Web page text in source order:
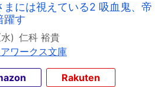
まには視えている2 吸血鬼、帝
躍す
) 仁科 裕貴
ワークス文庫
Rakuten